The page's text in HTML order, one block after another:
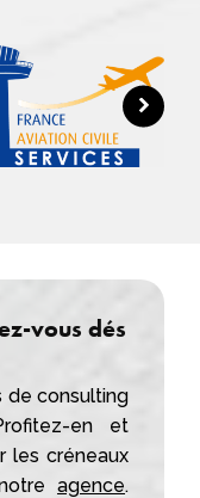
vous dés
de consulting
en et
les créneaux
agence.